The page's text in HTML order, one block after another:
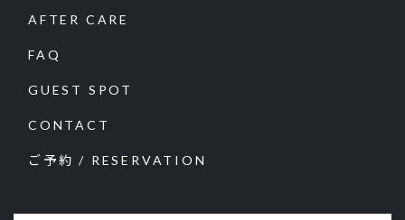
AFTER CARE
FAQ
GUEST SPOT
CONTACT
ご予約 / RESERVATION